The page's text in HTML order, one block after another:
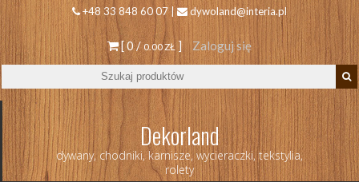
+48 33 848 60 07 | dywoland@interia.pl
[ 0 /0.00 ZŁ ] Zaloguj się
Dekorland
dywany, chodniki, karnisze, wycieraczki, tekstylia,
rolety